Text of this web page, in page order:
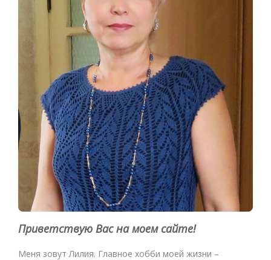
Приветствую Вас на моем сайте!
Меня зовут Лилия. Главное хобби моей жизни –